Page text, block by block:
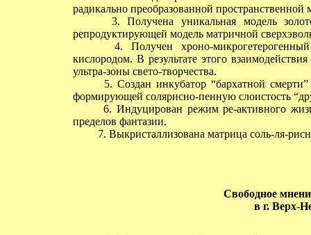
радикально преобразованной
3. Получена уникальная модель
репродуктирующей модель матричной
4. Получен хроно-
кислородом. В результате этого
ультра-зоны свето-творчества.
5. Создан инкубатор “бархатной смерти”
формирующей солярисно-пенную слоистость
6. Индуцирован режим ре-активного
пределов фантазии.
7. Выкристаллизована матрица соль-ля-
Свободное
в г. Верх-